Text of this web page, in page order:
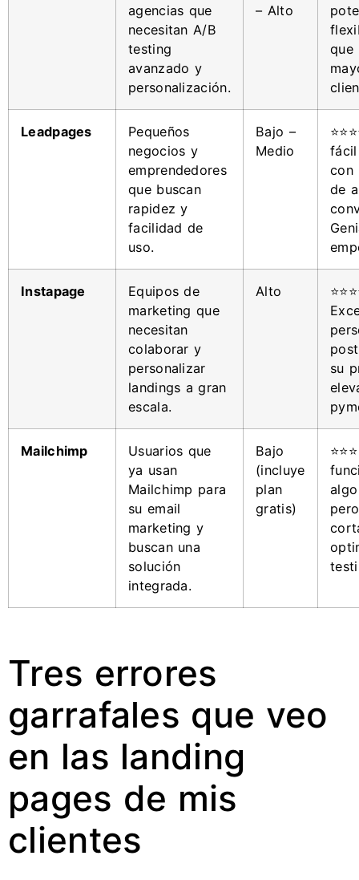
agencias que
necesitan A/B
testing
avanzado y
personalización.
– Alto
que
Leadpages
Pequeños
negocios y
emprendedores
que buscan
rapidez y
facilidad de
uso.
Bajo –
Medio
con
de
Instapage
Equipos de
marketing que
necesitan
colaborar y
personalizar
landings a gran
escala.
Alto
su
Mailchimp
Usuarios que
ya usan
Mailchimp para
su email
marketing y
buscan una
solución
integrada.
Bajo
(incluye
plan
gratis)
Tres errores
garrafales que veo
en las landing
pages de mis
clientes